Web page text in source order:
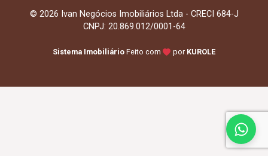
© 2026 Ivan Negócios Imobiliários Ltda - CRECI 684-J
CNPJ: 20.869.012/0001-64
Sistema Imobiliário Feito com por KUROLE